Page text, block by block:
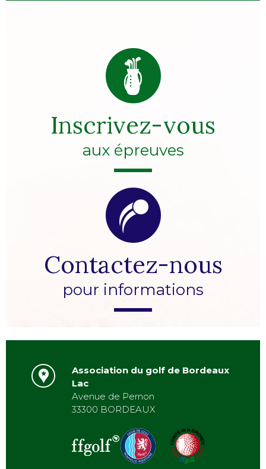
Inscrivez-vous
aux épreuves
Contactez-nous
pour informations
Association du golf de Bordeaux
Lac
Avenue de Pernon
33300 BORDEAUX